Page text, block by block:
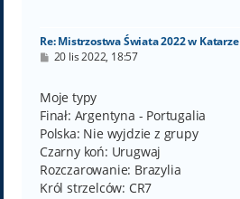
Re: Mistrzostwa Świata 2022 w Katarze
P
t
20 lis 2022, 18:57
Moje typy
Finał: Argentyna - Portugalia
Polska: Nie wyjdzie z grupy
Czarny koń: Urugwaj
Rozczarowanie: Brazylia
Król strzelców: CR7